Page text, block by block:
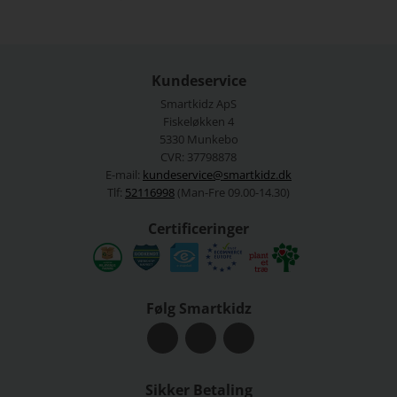
Kundeservice
Smartkidz ApS
Fiskeløkken 4
5330 Munkebo
CVR: 37798878
E-mail: kundeservice@smartkidz.dk
Tlf: 52116998 (Man-Fre 09.00-14.30)
Certificeringer
Følg Smartkidz
Sikker Betaling